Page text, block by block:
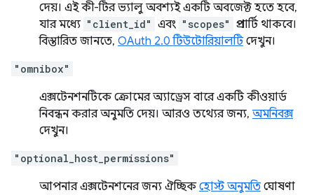
দেয়। এই কী-টির ভ্যালু অবশ্যই একটি অবজেক্ট হতে হবে,
যার মধ্যে "client_id" এবং "scopes" প্রপার্টি থাকবে।
বিস্তারিত জানতে, OAuth 2.0 টিউটোরিয়ালটিদেখুন।
"omnibox"
এক্সটেনশনটিকে ক্রোমের অ্যাড্রেস বারে একটি কীওয়ার্ড
নিবন্ধন করার অনুমতি দেয়। আরও তথ্যের জন্য, অমনিবক্স
দেখুন।
"optional_host_permissions"
আপনার এক্সটেনশনের জন্য ঐচ্ছিকহোস্ট অনুমতি ঘোষণা